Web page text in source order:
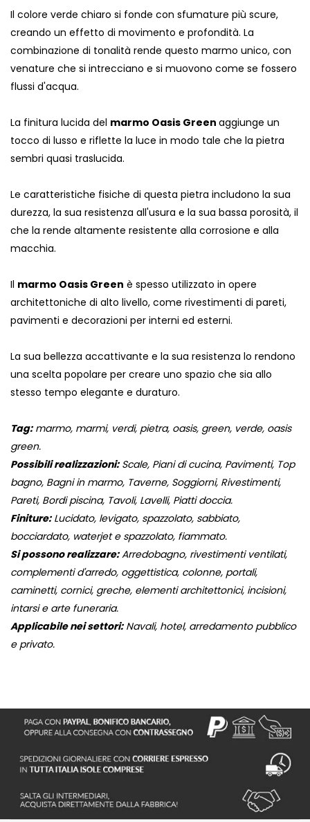
Il colore verde chiaro si fonde con sfumature più scure,
creando un effetto di movimento e profondità. La
combinazione di tonalità rende questo marmo unico, con
venature che si intrecciano e si muovono come se fossero
flussi d'acqua.
La finitura lucida del marmo Oasis Green aggiunge un
tocco di lusso e riflette la luce in modo tale che la pietra
sembri quasi traslucida.
Le caratteristiche fisiche di questa pietra includono la sua
durezza, la sua resistenza all'usura e la sua bassa porosità, il
che la rende altamente resistente alla corrosione e alla
macchia.
Il marmo Oasis Green è spesso utilizzato in opere
architettoniche di alto livello, come rivestimenti di pareti,
pavimenti e decorazioni per interni ed esterni.
La sua bellezza accattivante e la sua resistenza lo rendono
una scelta popolare per creare uno spazio che sia allo
stesso tempo elegante e duraturo.
Tag:marmo, marmi, verdi, pietra, oasis, green, verde, oasis
green.
Possibili realizzazioni:Scale, Piani di cucina, Pavimenti, Top
bagno, Bagni in marmo, Taverne, Soggiorni, Rivestimenti,
Pareti, Bordi piscina, Tavoli, Lavelli, Piatti doccia.
Finiture:Lucidato, levigato, spazzolato, sabbiato,
bocciardato, waterjet e spazzolato, fiammato.
Si possono realizzare:Arredobagno, rivestimenti ventilati,
complementi d'arredo, oggettistica, colonne, portali,
caminetti, cornici, greche, elementi architettonici, incisioni,
intarsi e arte funeraria.
Applicabile nei settori:Navali, hotel, arredamento pubblico
e privato.